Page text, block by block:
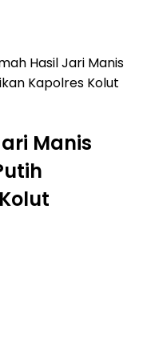
Hasil Jari Manis
Kapolres Kolut
Manis